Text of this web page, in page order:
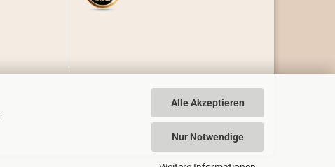
Alle Akzeptieren
Nur Notwendige